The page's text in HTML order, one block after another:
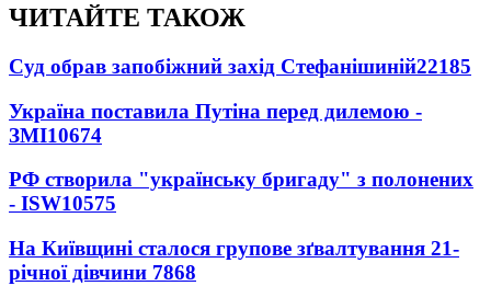
ЧИТАЙТЕ ТАКОЖ
Суд обрав запобіжний захід Стефанішиній22185
Україна поставила Путіна перед дилемою -
ЗМІ10674
РФ створила "українську бригаду" з полонених
- ISW10575
На Київщині сталося групове зґвалтування 21-
річної дівчини 7868